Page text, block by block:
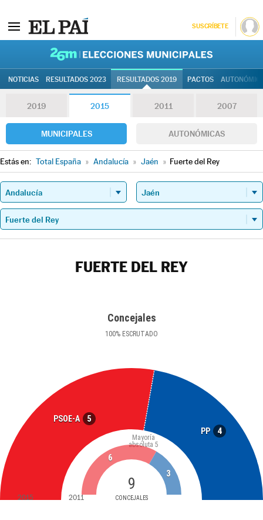
SUSCRÍBETE
NOTICIAS RESULTADOS 2023 RESULTADOS 2019 PACTOS
2019 2015 2011 2007
MUNICIPALES AUTONÓMICAS
Estás en: Total España » Andalucía » Jaén » Fuerte del Rey
FUERTE DEL REY
Concejales
100% ESCRUTADO
PSOE-A 5
PP 4
9
CONCEJALES
Mayoría
absoluta 5
6
3
2015 2011